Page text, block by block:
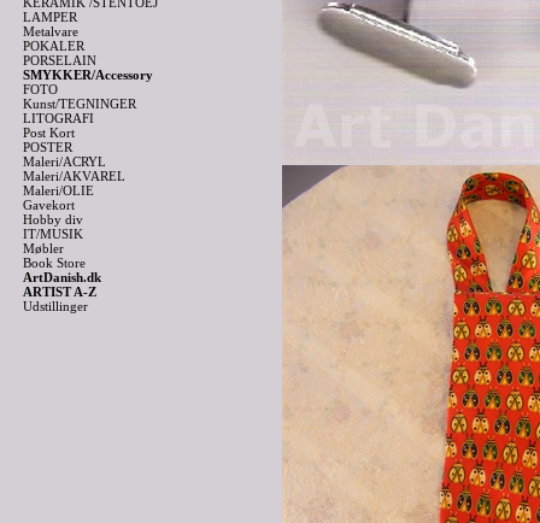
LAMPER
Metalvare
POKALER
PORSELAIN
SMYKKER/Accessory
FOTO
Kunst/TEGNINGER
LITOGRAFI
Post Kort
POSTER
Maleri/ACRYL
Maleri/AKVAREL
Maleri/OLIE
Gavekort
Hobby div
IT/MUSIK
Møbler
Book Store
ArtDanish.dk
ARTIST A-Z
Udstillinger